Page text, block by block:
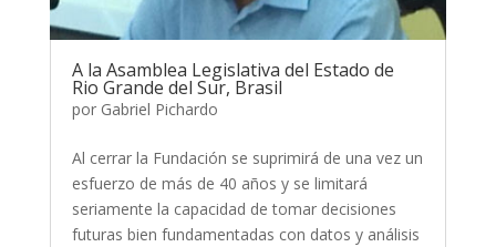
A la Asamblea Legislativa del Estado de
Rio Grande del Sur, Brasil
por Gabriel Pichardo
Al cerrar la Fundación se suprimirá de una vez un
esfuerzo de más de 40 años y se limitará
seriamente la capacidad de tomar decisiones
futuras bien fundamentadas con datos y análisis